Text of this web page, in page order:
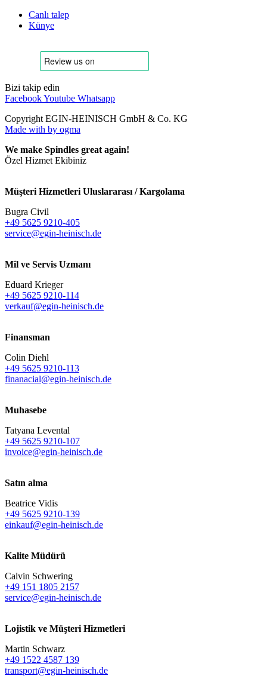
Canlı talep
Künye
Bizi takip edin
FacebookYoutube Whatsapp
Copyright EGIN-HEINISCH GmbH & Co. KG
Made with by ogma
We make Spindles great again!
Özel Hizmet Ekibiniz
Müşteri Hizmetleri Uluslararası / Kargolama
Bugra Civil
+49 5625 9210-405
service@egin-heinisch.de
Mil ve Servis Uzmanı
Eduard Krieger
+49 5625 9210-114
verkauf@egin-heinisch.de
Finansman
Colin Diehl
+49 5625 9210-113
finanacial@egin-heinisch.de
Muhasebe
Tatyana Levental
+49 5625 9210-107
invoice@egin-heinisch.de
Satın alma
Beatrice Vidis
+49 5625 9210-139
einkauf@egin-heinisch.de
Kalite Müdürü
Calvin Schwering
+49 151 1805 2157
service@egin-heinisch.de
Lojistik ve Müşteri Hizmetleri
Martin Schwarz
+49 1522 4587 139
transport@egin-heinisch.de